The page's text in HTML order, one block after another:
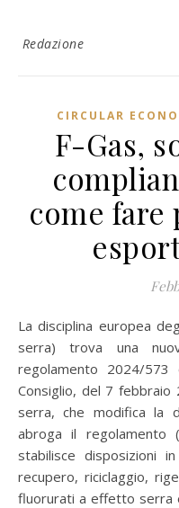
Redazione
CIRCULAR
F-Gas,
come
La disciplina europea degli F-gas (gas fluorurati a effetto
serra) trova una
regolamento 2024/
Consiglio, del 7
serra, che modifica la
abroga il
stabilisce disposizioni
recupero, riciclaggio,
fluorurati a effetto serra